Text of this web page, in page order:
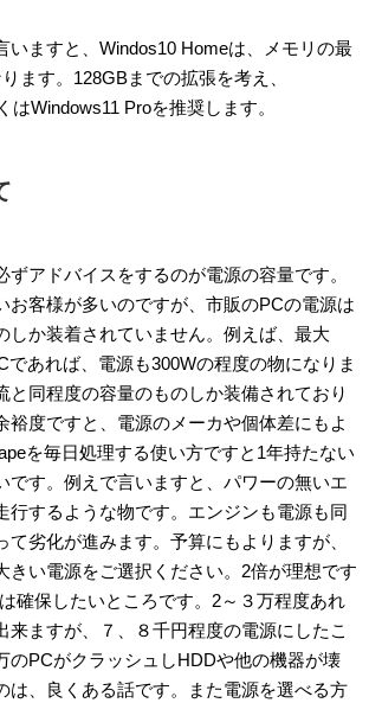
いますと、Windos10 Homeは、メモリの最
ます。128GBまでの拡張を考え、
はWindows11 Proを推奨します。
ずアドバイスをするのが電源の容量です。
お客様が多いのですが、市販のPCの電源は
しか装着されていません。例えば、最大
であれば、電源も300Wの程度の物になりま
と同程度の容量のものしか装備されており
裕度ですと、電源のメーカや個体差にもよ
を毎日処理する使い方ですと1年持たない
です。例えで言いますと、パワーの無いエ
行するような物です。エンジンも電源も同
て劣化が進みます。予算にもよりますが、
きい電源をご選択ください。2倍が理想です
確保したいところです。2～３万程度あれ
来ますが、７、８千円程度の電源にしたこ
のPCがクラッシュしHDDや他の機器が壊
は、良くある話です。また電源を選べる方